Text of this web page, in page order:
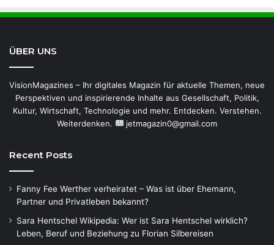
ÜBER UNS
VisionMagazines – Ihr digitales Magazin für aktuelle Themen, neue
Perspektiven und inspirierende Inhalte aus Gesellschaft, Politik,
Kultur, Wirtschaft, Technologie und mehr. Entdecken. Verstehen.
Weiterdenken.
jetmagazin0@gmail.com
Recent Posts
Fanny Fee Werther verheiratet – Was ist über Ehemann,
Partner und Privatleben bekannt?
Sara Hentschel Wikipedia: Wer ist Sara Hentschel wirklich?
Leben, Beruf und Beziehung zu Florian Silbereisen